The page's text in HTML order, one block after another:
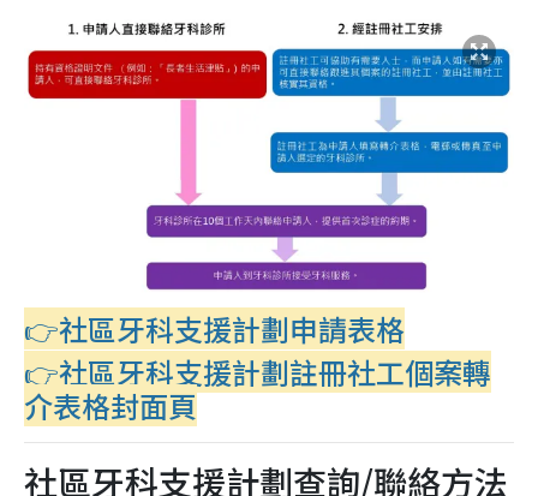
👉社區牙科支援計劃申請表格
👉社區牙科支援計劃註冊社工個案轉
介表格封面頁
社區牙科支援計劃查詢/聯絡方法